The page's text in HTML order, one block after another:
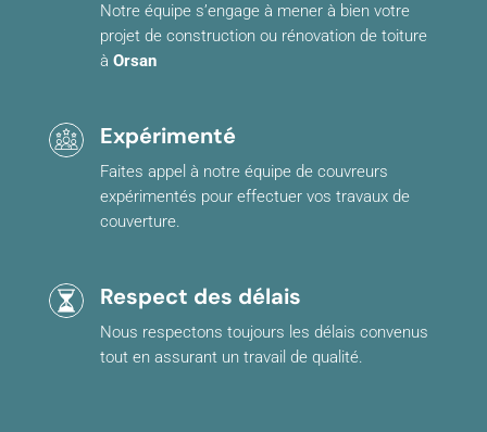
Notre équipe s’engage à mener à bien votre
projet de construction ou rénovation de toiture
à Orsan
Expérimenté
Faites appel à notre équipe de couvreurs
expérimentés pour effectuer vos travaux de
couverture.
Respect des délais
Nous respectons toujours les délais convenus
tout en assurant un travail de qualité.